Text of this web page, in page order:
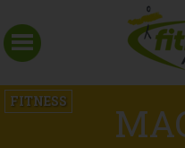
FITNESS